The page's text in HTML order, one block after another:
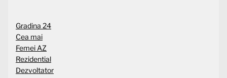
Gradina 24
Cea mai
Femei AZ
Rezidential
Dezvoltator